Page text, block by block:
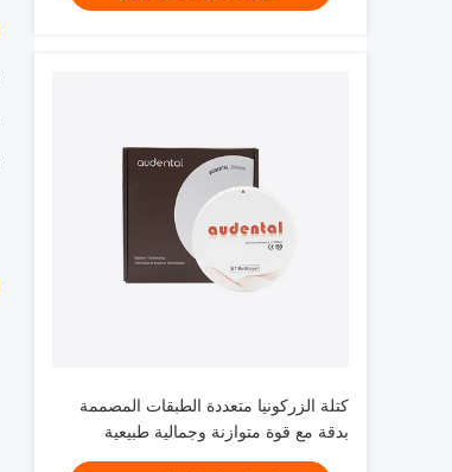
كتلة الزركونيا متعددة الطبقات المصممة
بدقة مع قوة متوازنة وجمالية طبيعية
لتطبيقات الأسنان